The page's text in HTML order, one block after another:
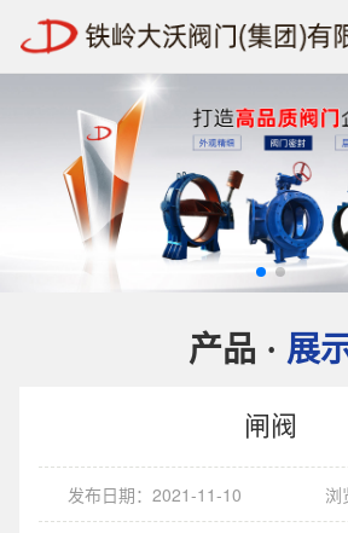
产品 · 展
闸阀
发布日期：2021-11-10 浏